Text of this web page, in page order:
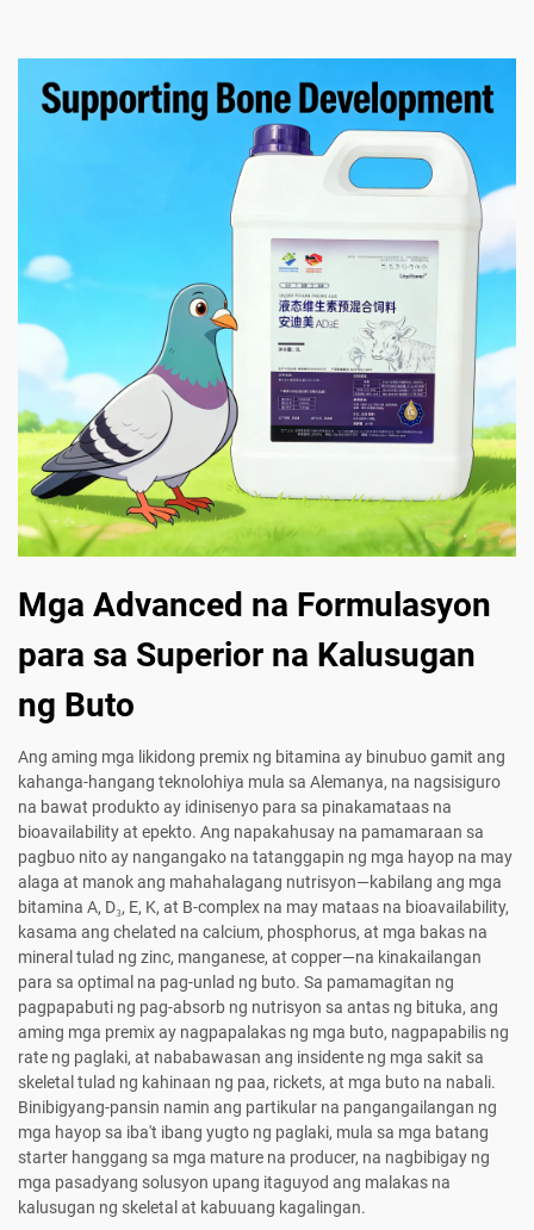
Mga Advanced na Formulasyon
para sa Superior na Kalusugan
ng Buto
Ang aming mga likidong premix ng bitamina ay binubuo gamit ang
kahanga-hangang teknolohiya mula sa Alemanya, na nagsisiguro
na bawat produkto ay idinisenyo para sa pinakamataas na
bioavailability at epekto. Ang napakahusay na pamamaraan sa
pagbuo nito ay nangangako na tatanggapin ng mga hayop na may
alaga at manok ang mahahalagang nutrisyon—kabilang ang mga
bitamina A, D₃, E, K, at B-complex na may mataas na bioavailability,
kasama ang chelated na calcium, phosphorus, at mga bakas na
mineral tulad ng zinc, manganese, at copper—na kinakailangan
para sa optimal na pag-unlad ng buto. Sa pamamagitan ng
pagpapabuti ng pag-absorb ng nutrisyon sa antas ng bituka, ang
aming mga premix ay nagpapalakas ng mga buto, nagpapabilis ng
rate ng paglaki, at nababawasan ang insidente ng mga sakit sa
skeletal tulad ng kahinaan ng paa, rickets, at mga buto na nabali.
Binibigyang-pansin namin ang partikular na pangangailangan ng
mga hayop sa iba't ibang yugto ng paglaki, mula sa mga batang
starter hanggang sa mga mature na producer, na nagbibigay ng
mga pasadyang solusyon upang itaguyod ang malakas na
kalusugan ng skeletal at kabuuang kagalingan.